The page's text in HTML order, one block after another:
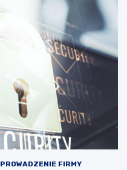
PROWADZENIE FIRMY